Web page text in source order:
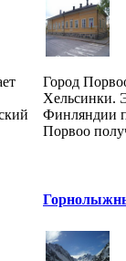
Город
Хельсинки.
Финляндии
Порвоо